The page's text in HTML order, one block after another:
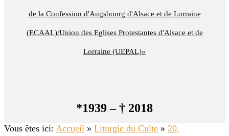
de la Confession d'Augsbourg d'Alsace et de Lorraine
(ECAAL)/Union des Eglises Protestantes d'Alsace et de
Lorraine (UEPAL)»
*1939 – † 2018
Vous êtes ici: Accueil » Liturgie du Culte » 20.